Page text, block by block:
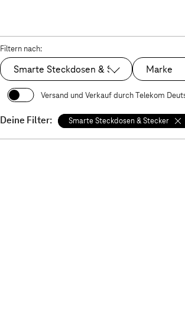
Filtern nach:
Ausgewählt:
Smarte Steckdosen & Stecker Marke
Versand und Verkauf durch Telekom
Deine Filter: Smarte Steckdosen & Stecker